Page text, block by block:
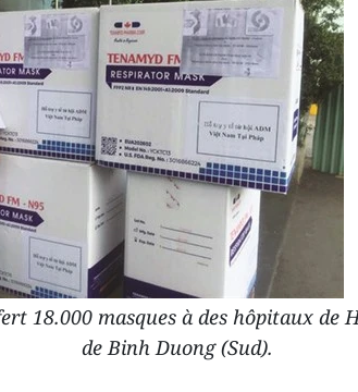
18.000 masques à des hôpitaux de
de Binh Duong (Sud).